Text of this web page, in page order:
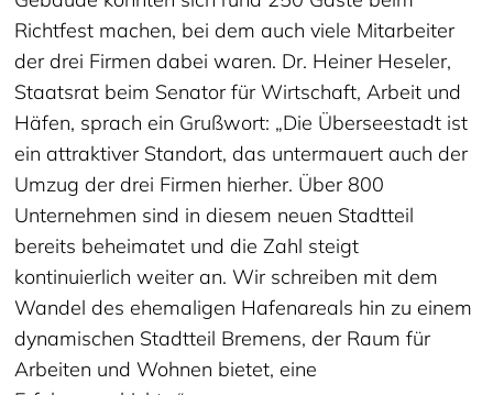
Richtfest machen, bei dem auch viele Mitarbeiter
der drei Firmen dabei waren. Dr. Heiner Heseler,
Staatsrat beim Senator für Wirtschaft, Arbeit und
Häfen, sprach ein Grußwort: „Die Überseestadt ist
ein attraktiver Standort, das untermauert auch der
Umzug der drei Firmen hierher. Über 800
Unternehmen sind in diesem neuen Stadtteil
bereits beheimatet und die Zahl steigt
kontinuierlich weiter an. Wir schreiben mit dem
Wandel des ehemaligen Hafenareals hin zu einem
dynamischen Stadtteil Bremens, der Raum für
Arbeiten und Wohnen bietet, eine